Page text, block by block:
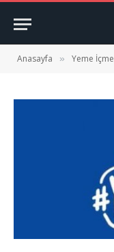
Anasayfa » Yeme İçme